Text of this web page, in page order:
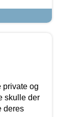
private og
skulle der
deres